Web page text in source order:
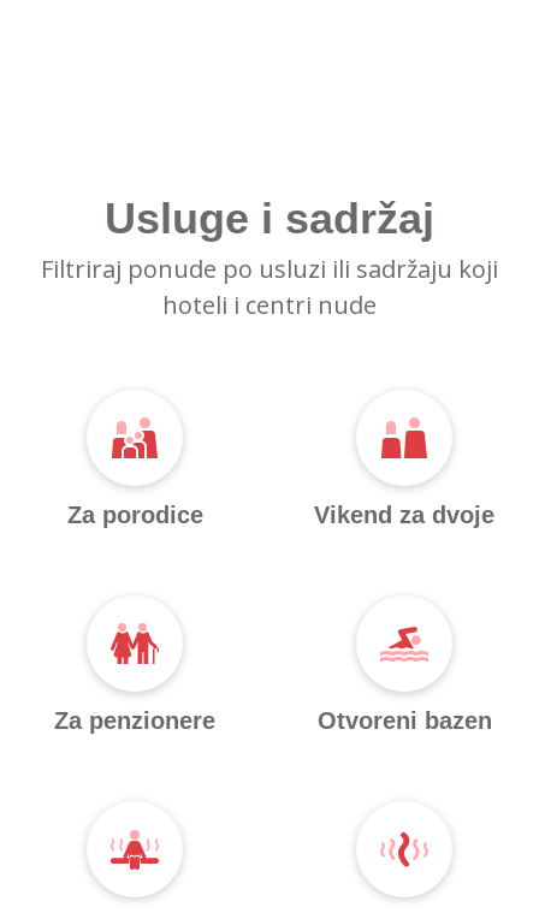
Usluge i sadržaj
Filtriraj ponude po usluzi ili sadržaju koji
hoteli i centri nude
Za porodice Vikend za dvoje
Za penzionere Otvoreni bazen